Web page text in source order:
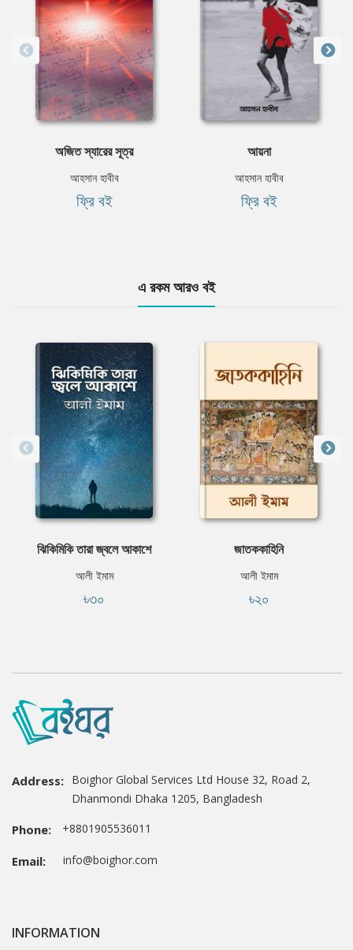
অজিত স্যারের সূত্র
আহসান হাবীব
ফ্রি বই
আয়না
আহসান হাবীব
ফ্রি বই
এ রকম আরও বই
ঝিকিমিকি তারা জ্বলে আকাশে
আলী ইমাম
৳৩০
জাতককাহিনি
আলী ইমাম
৳২০
Address: Boighor Global Services Ltd House 32, Road 2,
Dhanmondi Dhaka 1205, Bangladesh
Phone: +8801905536011
Email: info@boighor.com
INFORMATION